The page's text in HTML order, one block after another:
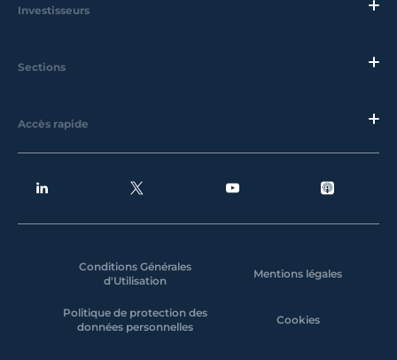
Investisseurs
Sections
Accès rapide
Conditions Générales
d'Utilisation
Mentions légales
Politique de protection des
données personnelles
Cookies